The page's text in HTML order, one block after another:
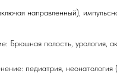
направленный),
Брюшная полость, урология,
педиатрия,